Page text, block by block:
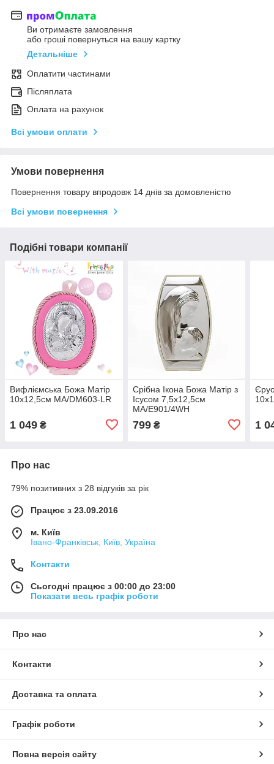
Ви отримаєте замовлення
або гроші повернуться на вашу картку
Детальніше
Оплатити частинами
Післяплата
Оплата на рахунок
Всі умови оплати
Умови повернення
Повернення товару впродовж 14 днів за домовленістю
Всі умови повернення
Подібні товари компанії
Вифліємська Божа Матір
10х12,5см MA/DM603-LR
1 049 ₴
Срібна Ікона Божа Матір з
Ісусом 7,5x12,5см
MA/E901/4WH
799₴ 1
Про нас
79% позитивних з 28 відгуків за рік
Працює з 23.09.2016
м. Київ
Івано-Франківськ, Київ, Україна
Контакти
Сьогодні працює з 00:00 до 23:00
Показати весь графік роботи
Про нас
Контакти
Доставка та оплата
Графік роботи
Повна версія сайту